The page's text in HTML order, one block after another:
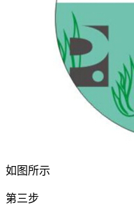
如图所示
第三步